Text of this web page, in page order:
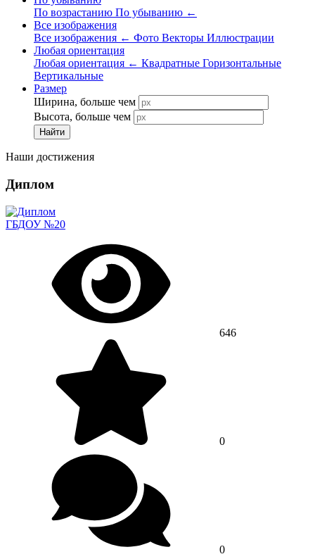
По возрастанию По убыванию ←
Все изображения
Все изображения ← Фото Векторы Иллюстрации
Любая ориентация
Любая ориентация ← Квадратные Горизонтальные
Вертикальные
Размер
Ширина, больше чем
Высота, больше чем
Найти
Наши достижения
Диплом
ГБДОУ №20
646
0
0